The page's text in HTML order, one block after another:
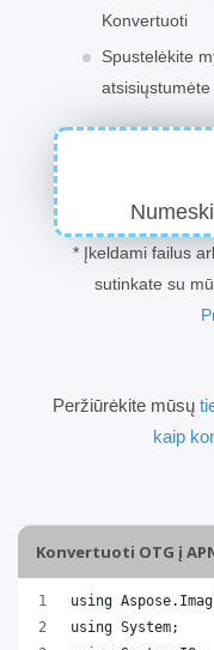
Konvertuoti
Spustelėkite
atsisiųstumėte
* Įkeldami failus
sutinkate su
Peržiūrėkite mūsų
kaip
Konvertuoti OTG į